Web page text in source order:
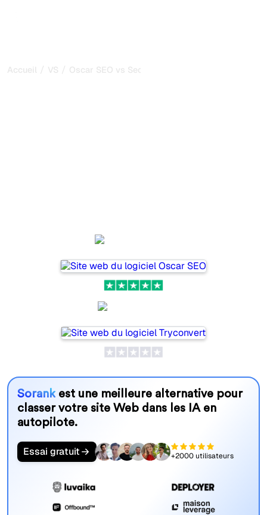
Accueil / VS / Oscar SEO vs SeoProAI
Sorankest une meilleure alternative pour
classer votre site Web dans les IA en
autopilote.
Essai gratuit +2000 utilisateurs